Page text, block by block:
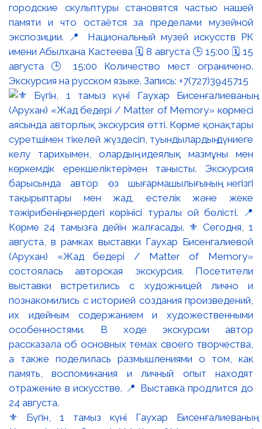
городские скульптуры становятся частью нашей
памяти и что остаётся за пределами музейной
экспозиции. 📍 Национальный музей искусств РК
имени Абылхана Кастеева 🗓 8 августа 🕒 15:00 🗓 15
августа 🕒 15:00 Количество мест ограничено.
Экскурсия на русском языке. Запись: +7(727)3945715
⚜️ Бүгін, 1 тамыз күні Гаухар Бисенғалиеваның